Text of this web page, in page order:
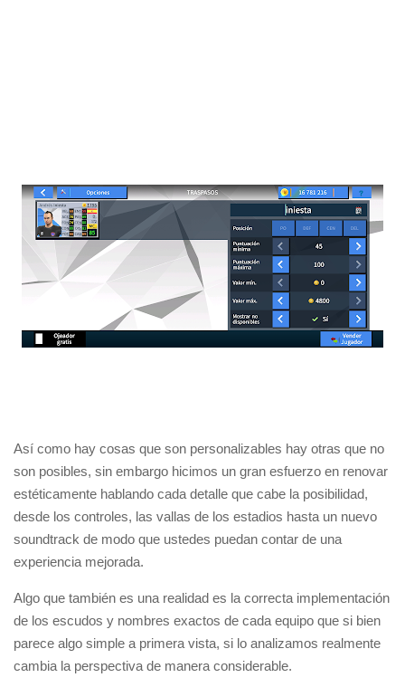
Así como hay cosas que son personalizables hay otras que no
son posibles, sin embargo hicimos un gran esfuerzo en renovar
estéticamente hablando cada detalle que cabe la posibilidad,
desde los controles, las vallas de los estadios hasta un nuevo
soundtrack de modo que ustedes puedan contar de una
experiencia mejorada.
Algo que también es una realidad es la correcta implementación
de los escudos y nombres exactos de cada equipo que si bien
parece algo simple a primera vista, si lo analizamos realmente
cambia la perspectiva de manera considerable.